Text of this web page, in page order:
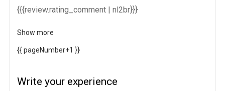
{{{review.rating_comment | nl2br}}}
Show more
{{ pageNumber+1 }}
Write your experience